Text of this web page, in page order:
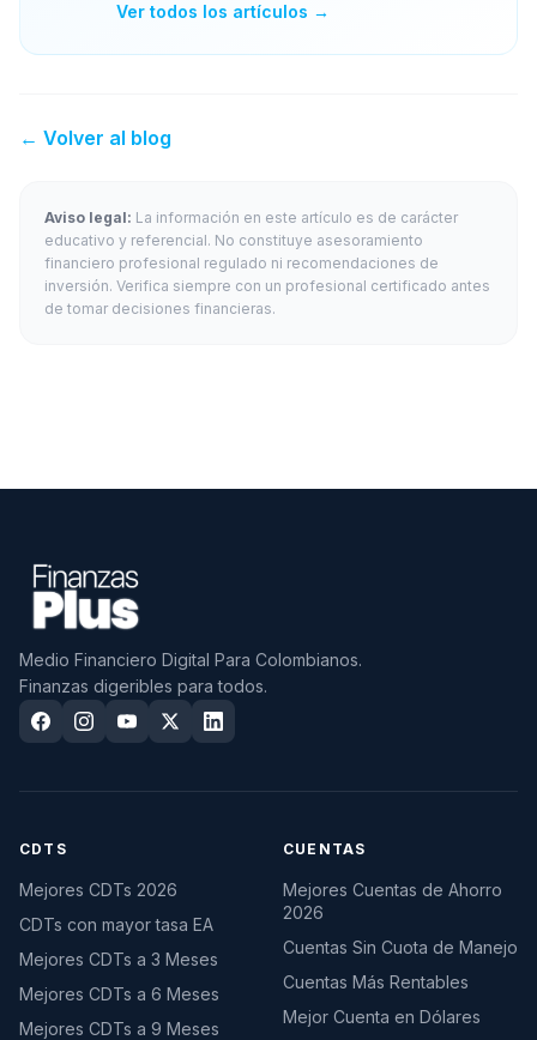
Ver todos los artículos →
← Volver al blog
Aviso legal: La información en este artículo es de carácter
educativo y referencial. No constituye asesoramiento
financiero profesional regulado ni recomendaciones de
inversión. Verifica siempre con un profesional certificado antes
de tomar decisiones financieras.
Medio Financiero Digital Para Colombianos.
Finanzas digeribles para todos.
CDTS
Mejores CDTs 2026
CDTs con mayor tasa EA
Mejores CDTs a 3 Meses
Mejores CDTs a 6 Meses
Mejores CDTs a 9 Meses
CUENTAS
Mejores Cuentas de Ahorro
2026
Cuentas Sin Cuota de Manejo
Cuentas Más Rentables
Mejor Cuenta en Dólares